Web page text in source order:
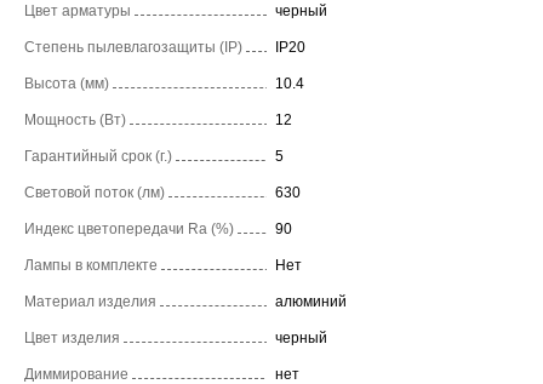
Цвет арматуры черный
Степень пылевлагозащиты (IP) IP20
Высота (мм) 10.4
Мощность (Вт) 12
Гарантийный срок (г.) 5
Световой поток (лм) 630
Индекс цветопередачи Ra (%) 90
Лампы в комплекте Нет
Материал изделия алюминий
Цвет изделия черный
Диммирование нет